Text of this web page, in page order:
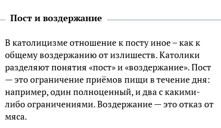
Пост и воздержание
В католицизме отношение к посту иное – как к
общему воздержанию от излишеств. Католики
разделяют понятия «пост» и «воздержание». Пост
— это ограничение приёмов пищи в течение дня:
например, один полноценный, и два с какими-
либо ограничениями. Воздержание — это отказ от
мяса.